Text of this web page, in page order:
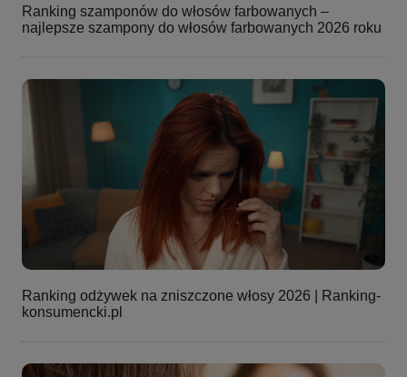
Ranking szamponów do włosów farbowanych –
najlepsze szampony do włosów farbowanych 2026 roku
Ranking odżywek na zniszczone włosy 2026 | Ranking-
konsumencki.pl